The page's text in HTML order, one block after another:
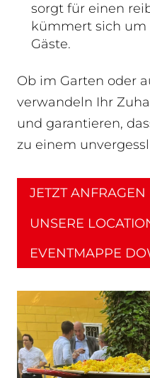
sorgt für einen
kümmert sich um
Gäste.
Ob im Garten oder
verwandeln Ihr
und garantieren,
zu einem
JETZT ANFRAGEN
UNSERE
EVENTMAPPE